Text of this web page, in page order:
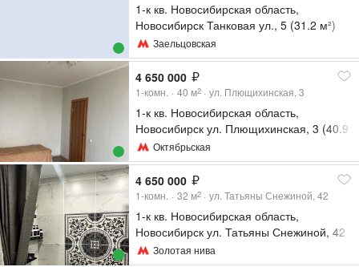
1-к кв. Новосибирская область,
Новосибирск Танковая ул., 5 (31.2 м²)
Заельцовская
4 650 000
1-комн. 40 м2 ул. Плющихинская, 3
1-к кв. Новосибирская область,
Новосибирск ул. Плющихинская, 3 (40.9
м²) Октябрьская
4 650 000
1-комн. 32 м2 ул. Татьяны Снежиной, 42
1-к кв. Новосибирская область,
Новосибирск ул. Татьяны Снежиной, 42
(32.5 м²)
Золотая нива